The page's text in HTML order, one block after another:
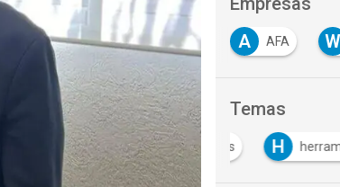
A
AFA W
Temas
F
Finanzas H